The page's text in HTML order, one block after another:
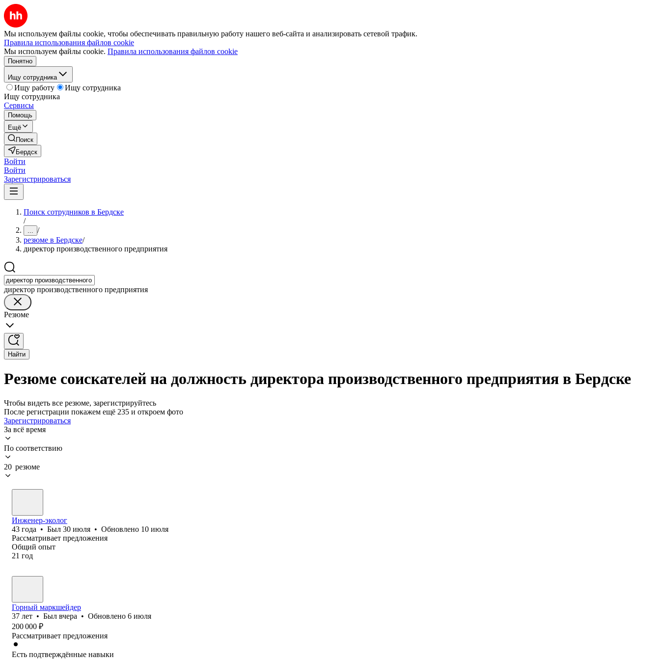
Мы используем файлы cookie, чтобы обеспечивать правильную работу нашего веб-сайта и анализировать сетевой трафик.
Правила использования файлов cookie
Мы используем файлы cookie. Правила использования файлов cookie
Понятно
Ищу сотрудника
Ищу работу
Ищу сотрудника
Ищу сотрудника
Сервисы
Помощь
Ещё
Поиск
Бердск
Войти
Войти
Зарегистрироваться
Поиск сотрудников в Бердске
/
... /
резюме в Бердске/
директор производственного предприятия
директор производственного предприятия
Резюме
Найти
Резюме соискателей на должность директора производственного предприятия в Бердске
Чтобы видеть все резюме, зарегистрируйтесь
После регистрации покажем ещё 235 и откроем фото
Зарегистрироваться
За всё время
По соответствию
20 резюме
Инженер-эколог
43 года • Был 30 июля • Обновлено 10 июля
Рассматривает предложения
Общий опыт
21 год
Горный маркшейдер
37 лет • Был вчера • Обновлено 6 июля
200 000 ₽
Рассматривает предложения
Есть подтверждённые навыки